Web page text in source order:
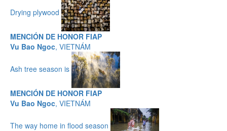
Drying plywood
MENCIÓN DE HONOR FIAP
Vu Bao Ngoc, VIETNÁM
Ash tree season is
MENCIÓN DE HONOR FIAP
Vu Bao Ngoc, VIETNÁM
The way home in flood season